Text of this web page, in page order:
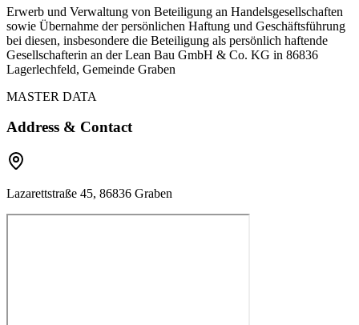
Erwerb und Verwaltung von Beteiligung an Handelsgesellschaften
sowie Übernahme der persönlichen Haftung und Geschäftsführung
bei diesen, insbesondere die Beteiligung als persönlich haftende
Gesellschafterin an der Lean Bau GmbH & Co. KG in 86836
Lagerlechfeld, Gemeinde Graben
MASTER DATA
Address & Contact
Lazarettstraße 45, 86836 Graben